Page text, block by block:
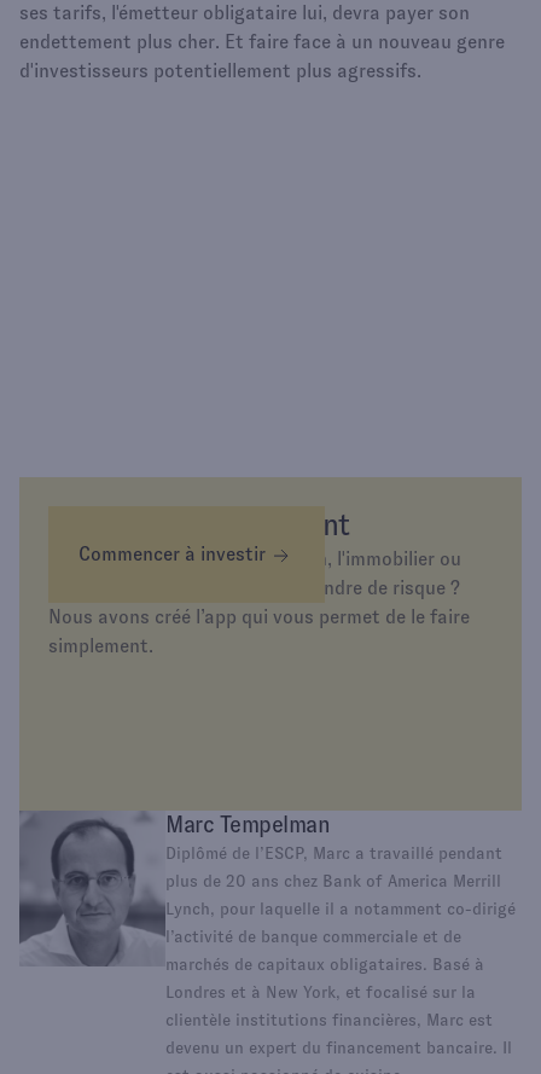
ses tarifs, l'émetteur obligataire lui, devra payer son
endettement plus cher. Et faire face à un nouveau genre
d'investisseurs potentiellement plus agressifs.
Épargnez différemment
Envie d’investir dans l’or, la tech, l'immobilier ou
simplement d’épargner sans prendre de risque ?
Nous avons créé l’app qui vous permet de le faire
simplement.
Commencer à investir
Marc Tempelman
Diplômé de l’ESCP, Marc a travaillé pendant
plus de 20 ans chez Bank of America Merrill
Lynch, pour laquelle il a notamment co-dirigé
l’activité de banque commerciale et de
marchés de capitaux obligataires. Basé à
Londres et à New York, et focalisé sur la
clientèle institutions financières, Marc est
devenu un expert du financement bancaire. Il